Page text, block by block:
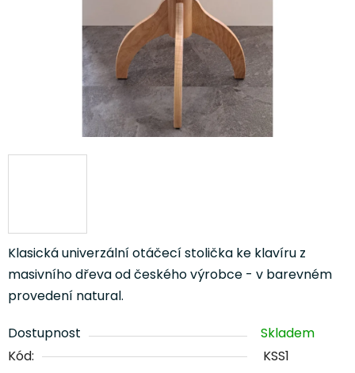
Klasická univerzální otáčecí stolička ke klavíru z
masivního dřeva od českého výrobce - v barevném
provedení natural.
Dostupnost
Skladem
Kód:
KSS1